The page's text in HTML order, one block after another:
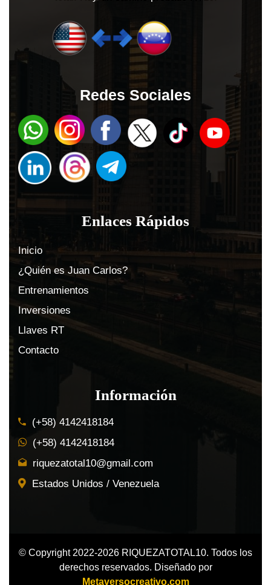
Redes Sociales
Enlaces Rápidos
Inicio
¿Quién es Juan Carlos?
Entrenamientos
Inversiones
Llaves RT
Contacto
Información
(+58) 4142418184
(+58) 4142418184
riquezatotal10@gmail.com
Estados Unidos / Venezuela
© Copyright 2022-2026 RIQUEZATOTAL10. Todos los
derechos reservados. Diseñado por
Metaversocreativo.com